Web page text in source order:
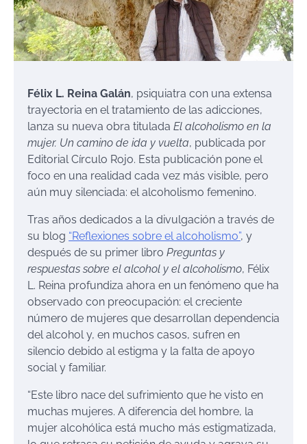
Félix L. Reina Galán, psiquiatra con una extensa
trayectoria en el tratamiento de las adicciones,
lanza su nueva obra titulada El alcoholismo en la
mujer. Un camino de ida y vuelta, publicada por
Editorial Círculo Rojo. Esta publicación pone el
foco en una realidad cada vez más visible, pero
aún muy silenciada: el alcoholismo femenino.
Tras años dedicados a la divulgación a través de
su blog “Reflexiones sobre el alcoholismo”, y
después de su primer libro Preguntas y
respuestas sobre el alcohol y el alcoholismo, Félix
L. Reina profundiza ahora en un fenómeno que ha
observado con preocupación: el creciente
número de mujeres que desarrollan dependencia
del alcohol y, en muchos casos, sufren en
silencio debido al estigma y la falta de apoyo
social y familiar.
“Este libro nace del sufrimiento que he visto en
muchas mujeres. A diferencia del hombre, la
mujer alcohólica está mucho más estigmatizada,